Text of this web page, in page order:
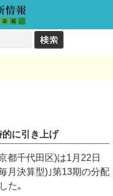
的に引き上げ
都千代田区)は1月22日
月決算型)｣第13期の分配
た｡